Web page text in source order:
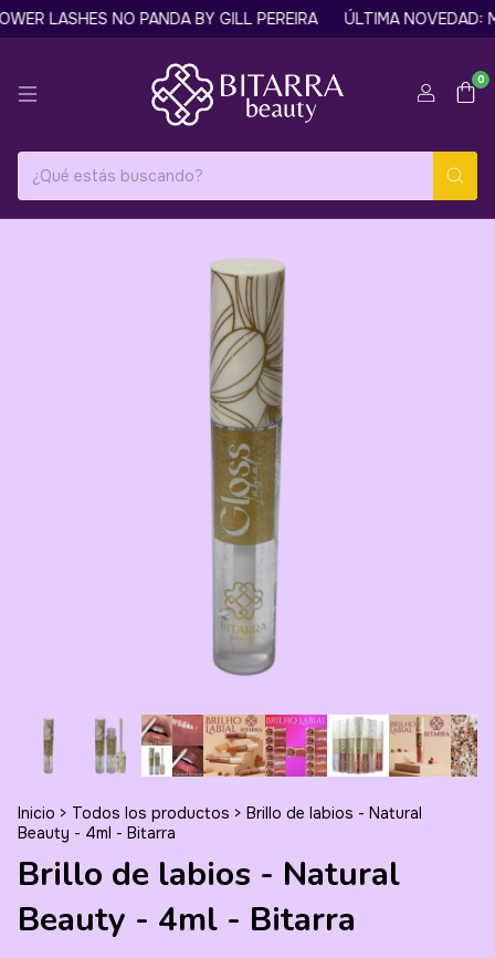
LASHES NO PANDA BY GILL PEREIRA ÚLTIMA NOVEDAD:
0
Inicio > Todos los productos > Brillo de labios - Natural
Beauty - 4ml - Bitarra
Brillo de labios - Natural
Beauty - 4ml - Bitarra